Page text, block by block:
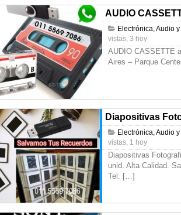
AUDIO
Electrónica, Audio
vistas, 3 hoy
AUDIO CASSETTE
Aires – Parque
Diapositivas
Electrónica, Audio
vistas, 1 hoy
Diapositivas
unid. Alta Calidad.
Tel. […]